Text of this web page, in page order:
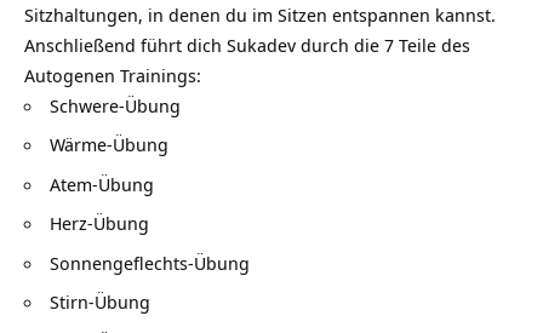
Sitzhaltungen, in denen du im Sitzen entspannen kannst.
Anschließend führt dich Sukadev durch die 7 Teile des
Autogenen Trainings:
Schwere-Übung
Wärme-Übung
Atem-Übung
Herz-Übung
Sonnengeflechts-Übung
Stirn-Übung